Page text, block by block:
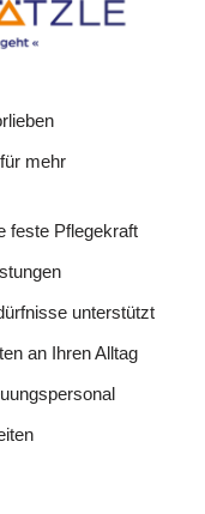
mehr
feste Pflegekraft
unterstützt
an Ihren Alltag